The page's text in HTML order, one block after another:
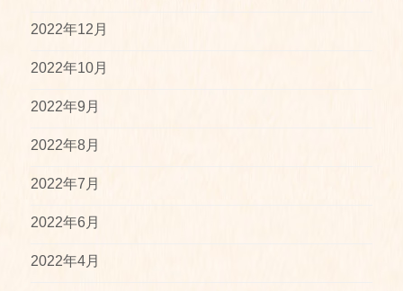
2022年12月
2022年10月
2022年9月
2022年8月
2022年7月
2022年6月
2022年4月